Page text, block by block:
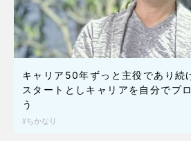
キャリア50年ずっと主役であり続
スタートとしキャリアを自分でプ
う
ちかなり